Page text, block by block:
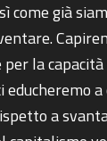
come già
per la
educheremo
a